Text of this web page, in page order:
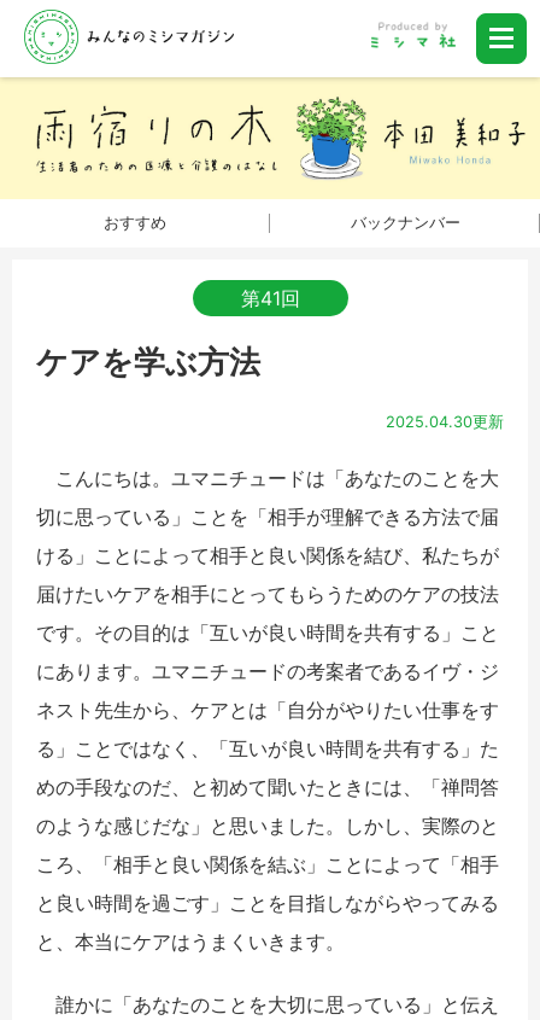
おすすめ バックナンバー
第41回
ケアを学ぶ方法
2025.04.30更新
こんにちは。ユマニチュードは「あなたのことを大
切に思っている」ことを「相手が理解できる方法で届
ける」ことによって相手と良い関係を結び、私たちが
届けたいケアを相手にとってもらうためのケアの技法
です。その目的は「互いが良い時間を共有する」こと
にあります。ユマニチュードの考案者であるイヴ・ジ
ネスト先生から、ケアとは「自分がやりたい仕事をす
る」ことではなく、「互いが良い時間を共有する」た
めの手段なのだ、と初めて聞いたときには、「禅問答
のような感じだな」と思いました。しかし、実際のと
ころ、「相手と良い関係を結ぶ」ことによって「相手
と良い時間を過ごす」ことを目指しながらやってみる
と、本当にケアはうまくいきます。
誰かに「あなたのことを大切に思っている」と伝え